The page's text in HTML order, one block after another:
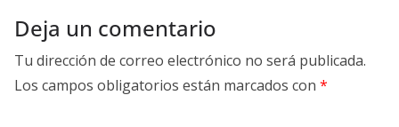
Deja un comentario
Tu dirección de correo electrónico no será publicada.
Los campos obligatorios están marcados con *